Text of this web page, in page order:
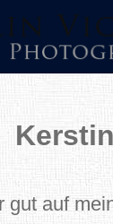
Kerstin
gut auf